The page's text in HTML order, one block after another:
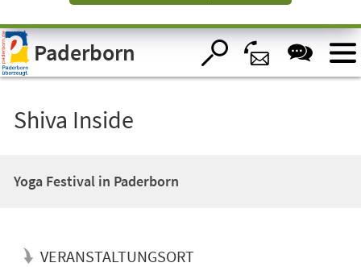
Visuelle
Assistenzsoftware
öffnen.Paderborn
Shiva Inside
Yoga Festival in Paderborn
VERANSTALTUNGSORT